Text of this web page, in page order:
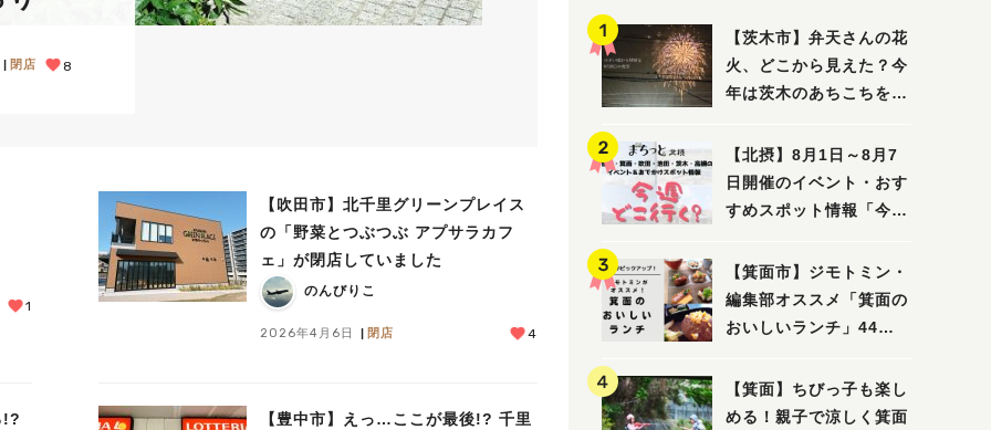
閉店 8
1
【吹田市】北千里グリーンプレイス
の「野菜とつぶつぶ アプサラカフ
ェ」が閉店していました
のんびりこ
2026年4月6日 閉店 4
!?
【豊中市】えっ…ここが最後!? 千里
【茨木市】弁天さんの花
火、どこから見えた？今
年は茨木のあちこちを巡
【北摂】8月1日～8月7
日開催のイベント・おす
すめスポット情報「今週
面・吹田・池田・茨木・
高槻）
【箕面市】ジモトミン・
編集部オススメ「箕面の
おいしいランチ」44
から穴場まで！〜
【箕面】ちびっ子も楽し
める！親子で涼しく箕面